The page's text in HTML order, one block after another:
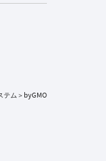
テム＞byGMO